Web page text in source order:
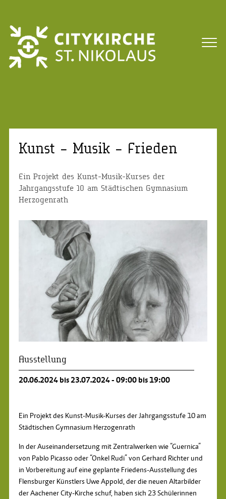
Kunst – Musik – Frieden
Ein Projekt des Kunst-Musik-Kurses der
Jahrgangsstufe 10 am Städtischen Gymnasium
Herzogenrath
Ausstellung
20.06.2024 bis 23.07.2024 - 09:00 bis 19:00
Ein Projekt des Kunst-Musik-Kurses der Jahrgangsstufe 10 am
Städtischen Gymnasium Herzogenrath
In der Auseinandersetzung mit Zentralwerken wie “Guernica”
von Pablo Picasso oder “Onkel Rudi” von Gerhard Richter und
in Vorbereitung auf eine geplante Friedens-Ausstellung des
Flensburger Künstlers Uwe Appold, der die neuen Altarbilder
der Aachener City-Kirche schuf, haben sich 23 Schülerinnen